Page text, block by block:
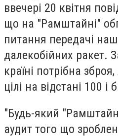
ввечері 20 квітня
що на "Рамштайні"
питання передачі
далекобійних ракет.
країні потрібна
цілі на відстані 100 і
"Будь-який
аудит того що